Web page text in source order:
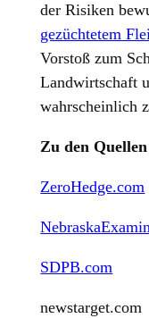
der Risiken
gezüchtetem
Vorstoß zum
Landwirtschaft
wahrscheinlich
Zu den
ZeroHedge.com
SDPB.com
newstarget.com